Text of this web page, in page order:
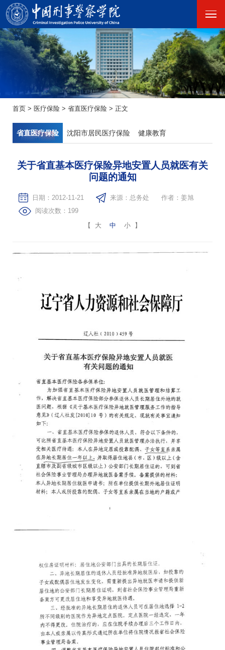
首页 > 医疗保险 > 省直医疗保险 > 正文
省直医疗保险 沈阳市居民医疗保险 健康教育
关于省直基本医疗保险异地安置人员就医有关
问题的通知
日期：2012-11-21 来源：总务处
作者：姜旭
阅读次数： 199
【
大 中 小 】